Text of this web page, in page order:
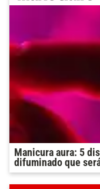
Manicura aura: 5
difuminado que